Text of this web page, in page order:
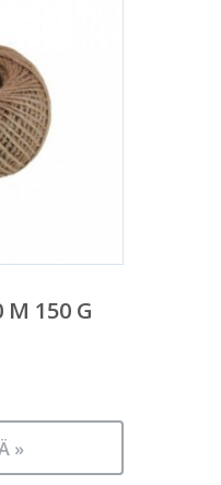
150 G
»